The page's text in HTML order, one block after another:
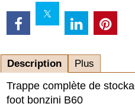
Description Plus
Trappe complète de
foot bonzini B60